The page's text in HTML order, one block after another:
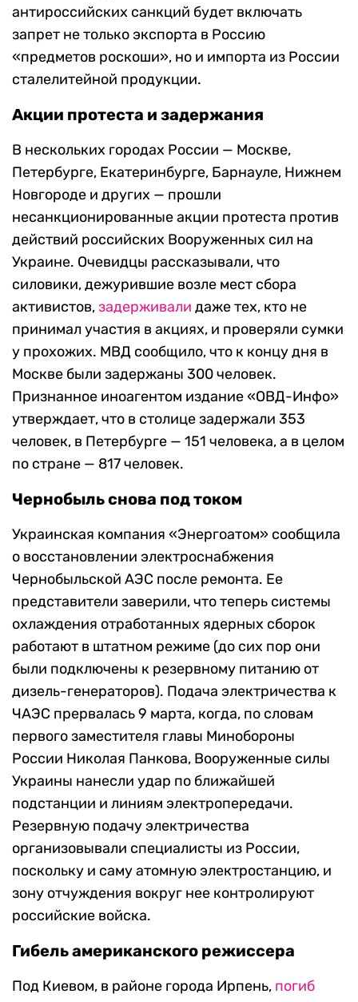
антироссийских санкций будет включать
запрет не только экспорта в Россию
«предметов роскоши», но и импорта из России
сталелитейной продукции.
Акции протеста и задержания
В нескольких городах России — Москве,
Петербурге, Екатеринбурге, Барнауле, Нижнем
Новгороде и других — прошли
несанкционированные акции протеста против
действий российских Вооруженных сил на
Украине. Очевидцы рассказывали, что
силовики, дежурившие возле мест сбора
активистов,задерживали даже тех, кто не
принимал участия в акциях, и проверяли сумки
у прохожих. МВД сообщило, что к концу дня в
Москве были задержаны 300 человек.
Признанное иноагентом издание «ОВД-Инфо»
утверждает, что в столице задержали 353
человек, в Петербурге — 151 человека, а в целом
по стране — 817 человек.
Чернобыль снова под током
Украинская компания «Энергоатом» сообщила
о восстановлении электроснабжения
Чернобыльской АЭС после ремонта. Ее
представители заверили, что теперь системы
охлаждения отработанных ядерных сборок
работают в штатном режиме (до сих пор они
были подключены к резервному питанию от
дизель-генераторов). Подача электричества к
ЧАЭС прервалась 9 марта, когда, по словам
первого заместителя главы Минобороны
России Николая Панкова, Вооруженные силы
Украины нанесли удар по ближайшей
подстанции и линиям электропередачи.
Резервную подачу электричества
организовывали специалисты из России,
поскольку и саму атомную электростанцию, и
зону отчуждения вокруг нее контролируют
российские войска.
Гибель американского режиссера
Под Киевом, в районе города Ирпень, погиб